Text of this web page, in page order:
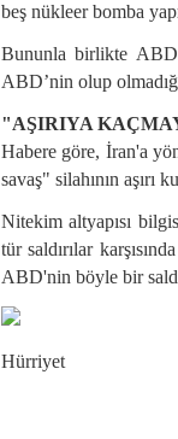
beş nükleer bomba
Bununla birlikte ABD
ABD’nin olup
"AŞIRIYA
Habere göre, İran'a
savaş" silahının aşırı
Nitekim altyapısı
tür saldırılar
ABD'nin böyle bir
Hürriyet